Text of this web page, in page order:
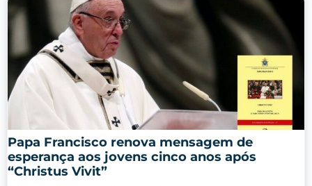
Papa Francisco renova mensagem de
esperança aos jovens cinco anos após
“Christus Vivit”